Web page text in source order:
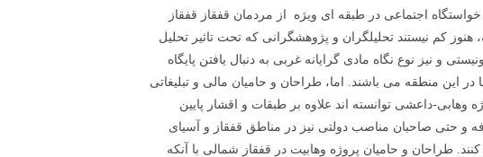
اجتماعی در طبقه ای ویژه از مردمان قفقاز قفقاز
کم نیستند تحلیلگران و پژوهشگرانی که تحت تاثیر تحلیل
و نیز نوع نگاه مادی گرایانه غربی به دنبال یافتن پایگاه
در این منطقه می باشند. اما، طراحان و حامیان مالی و تبلیغاتی
وهابی-داعشی توانسته اند علاوه بر طبقات و اقشار پایین
و حتی صاحبان مناصب دولتی نیز در مناطق قفقاز و آسیای
طراحان و حامیان پروژه وهابیت در قفقاز شمالی با آنکه